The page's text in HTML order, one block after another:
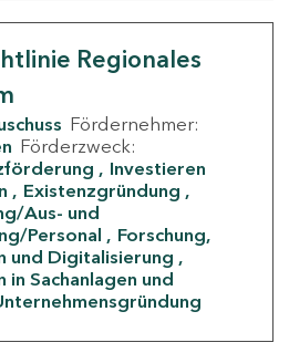
Regionales
Fördernehmer:
Förderzweck:
Investieren
Existenzgründung
Aus- und
Personal
Forschung,
und Digitalisierung
in Sachanlagen und